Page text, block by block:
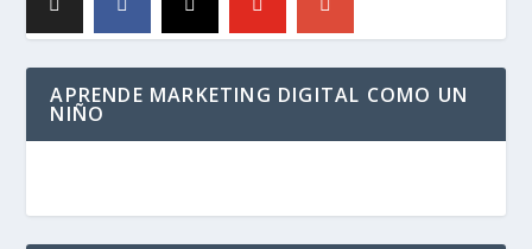
APRENDE MARKETING DIGITAL COMO UN
NIÑO